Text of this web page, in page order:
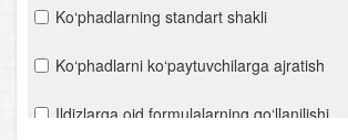
Ko‘phadlarning standart shakli
Ko‘phadlarni ko‘paytuvchilarga ajratish
Ildizlarga oid formulalarning qo‘llanilishi